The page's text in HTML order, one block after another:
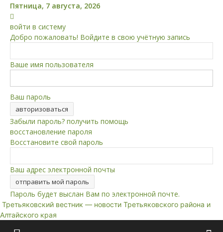
Пятница, 7 августа, 2026
войти в систему
Добро пожаловать! Войдите в свою учётную запись
Ваше имя пользователя
Ваш пароль
Забыли пароль? получить помощь
восстановление пароля
Восстановите свой пароль
Ваш адрес электронной почты
Пароль будет выслан Вам по электронной почте.
Третьяковский вестник — новости Третьяковского района и
Алтайского края